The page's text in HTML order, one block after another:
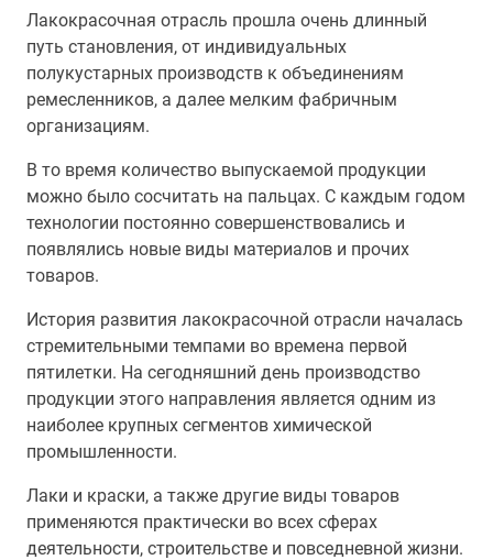
Лакокрасочная отрасль прошла очень длинный
путь становления, от индивидуальных
полукустарных производств к объединениям
ремесленников, а далее мелким фабричным
организациям.
В то время количество выпускаемой продукции
можно было сосчитать на пальцах. С каждым годом
технологии постоянно совершенствовались и
появлялись новые виды материалов и прочих
товаров.
История развития лакокрасочной отрасли началась
стремительными темпами во времена первой
пятилетки. На сегодняшний день производство
продукции этого направления является одним из
наиболее крупных сегментов химической
промышленности.
Лаки и краски, а также другие виды товаров
применяются практически во всех сферах
деятельности, строительстве и повседневной жизни.